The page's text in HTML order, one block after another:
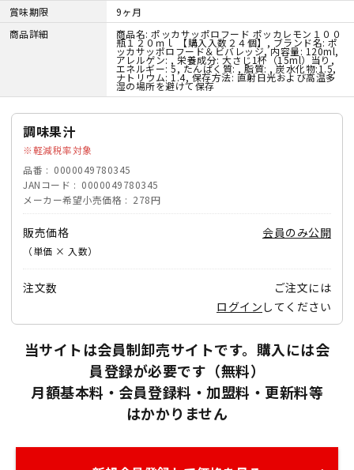
賞味期限
9ヶ月
商品詳細
商品名: ポッカサッポロフード ポッカレモン１００
瓶１２０ｍｌ 【購入入数２４個】, ブランド名: ポ
ッカサッポロフード＆ビバレッジ, 内容量: 120ml,
アレルゲン: , 栄養成分: 大さじ1杯（15ml）当り,
エネルギー: 5, たんぱく質: , 脂質: , 炭水化物:1.5,
ナトリウム: 1.4, 保存方法: 直射日光および高温多
湿の場所を避けて保存
調味果汁
軽減税率対象
品番
0000049780345
JANコード
0000049780345
メーカー希望小売価格
278円
販売価格
（単価 × 入数）
会員のみ公開
注文数
ご注文には
ログイン してください
当サイトは会員制卸売サイトです。購入には会
員登録が必要です（無料）
月額基本料・会員登録料・加盟料・更新料等
はかかりません